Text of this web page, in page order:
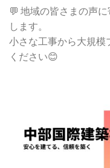
💬 地域の皆さまの声
します。
小さな工事から大規模
ください😊